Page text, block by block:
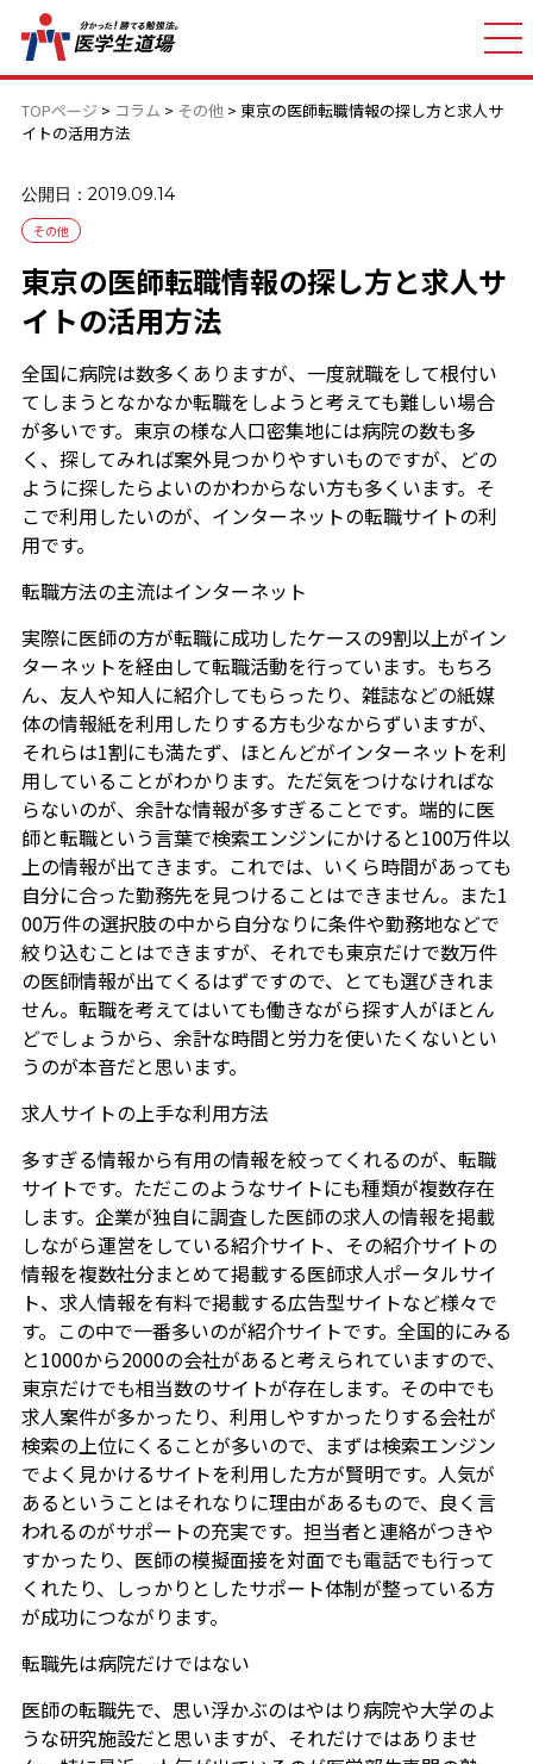
TOPページ > コラム > その他> 東京の医師転職情報の探し方と求人サ
イトの活用方法
公開日：2019.09.14
その他
東京の医師転職情報の探し方と求人サ
イトの活用方法
全国に病院は数多くありますが、一度就職をして根付い
てしまうとなかなか転職をしようと考えても難しい場合
が多いです。東京の様な人口密集地には病院の数も多
く、探してみれば案外見つかりやすいものですが、どの
ように探したらよいのかわからない方も多くいます。そ
こで利用したいのが、インターネットの転職サイトの利
用です。
転職方法の主流はインターネット
実際に医師の方が転職に成功したケースの9割以上がイン
ターネットを経由して転職活動を行っています。もちろ
ん、友人や知人に紹介してもらったり、雑誌などの紙媒
体の情報紙を利用したりする方も少なからずいますが、
それらは1割にも満たず、ほとんどがインターネットを利
用していることがわかります。ただ気をつけなければな
らないのが、余計な情報が多すぎることです。端的に医
師と転職という言葉で検索エンジンにかけると100万件以
上の情報が出てきます。これでは、いくら時間があっても
自分に合った勤務先を見つけることはできません。また1
00万件の選択肢の中から自分なりに条件や勤務地などで
絞り込むことはできますが、それでも東京だけで数万件
の医師情報が出てくるはずですので、とても選びきれま
せん。転職を考えてはいても働きながら探す人がほとん
どでしょうから、余計な時間と労力を使いたくないとい
うのが本音だと思います。
求人サイトの上手な利用方法
多すぎる情報から有用の情報を絞ってくれるのが、転職
サイトです。ただこのようなサイトにも種類が複数存在
します。企業が独自に調査した医師の求人の情報を掲載
しながら運営をしている紹介サイト、その紹介サイトの
情報を複数社分まとめて掲載する医師求人ポータルサイ
ト、求人情報を有料で掲載する広告型サイトなど様々で
す。この中で一番多いのが紹介サイトです。全国的にみる
と1000から2000の会社があると考えられていますので、
東京だけでも相当数のサイトが存在します。その中でも
求人案件が多かったり、利用しやすかったりする会社が
検索の上位にくることが多いので、まずは検索エンジン
でよく見かけるサイトを利用した方が賢明です。人気が
あるということはそれなりに理由があるもので、良く言
われるのがサポートの充実です。担当者と連絡がつきや
すかったり、医師の模擬面接を対面でも電話でも行って
くれたり、しっかりとしたサポート体制が整っている方
が成功につながります。
転職先は病院だけではない
医師の転職先で、思い浮かぶのはやはり病院や大学のよ
うな研究施設だと思いますが、それだけではありませ